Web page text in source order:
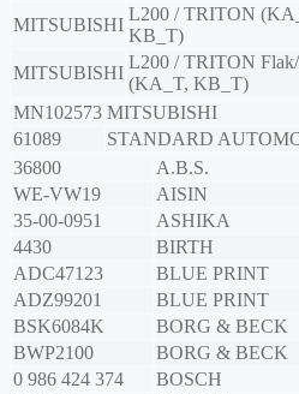
MITSUBISHI
L200 / TRITON
KB_T)
MITSUBISHI
L200 / TRITON Flak/
(KA_T, KB_T)
MN102573 MITSUBISHI
61089
STANDARD
36800
A.B.S.
WE-VW19
AISIN
35-00-0951
ASHIKA
4430
BIRTH
ADC47123
BLUE PRINT
ADZ99201
BLUE PRINT
BSK6084K
BORG & BECK
BWP2100
BORG & BECK
0 986 424 374
BOSCH